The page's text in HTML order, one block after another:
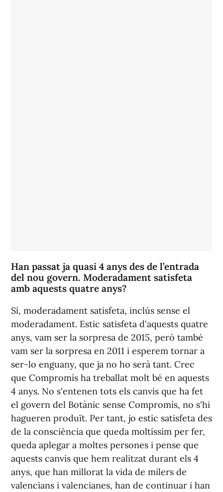
Han passat ja quasi 4 anys des de l’entrada
del nou govern. Moderadament satisfeta
amb aquests quatre anys?
Sí, moderadament satisfeta, inclús sense el
moderadament. Estic satisfeta d'aquests quatre
anys, vam ser la sorpresa de 2015, però també
vam ser la sorpresa en 2011 i esperem tornar a
ser-lo enguany, que ja no ho serà tant. Crec
que Compromís ha treballat molt bé en aquests
4 anys. No s'entenen tots els canvis que ha fet
el govern del Botànic sense Compromís, no s'hi
hagueren produït. Per tant, jo estic satisfeta des
de la consciència que queda moltíssim per fer,
queda aplegar a moltes persones i pense que
aquests canvis que hem realitzat durant els 4
anys, que han millorat la vida de milers de
valencians i valencianes, han de continuar i han